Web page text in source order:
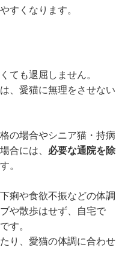
すくなります。
ても退屈しません。
、愛猫に無理をさせない
の場合やシニア猫・持病
合には、 必要な通院を除
。
痢や食欲不振などの体調
や散歩はせず、自宅で
す。
り、愛猫の体調に合わせ